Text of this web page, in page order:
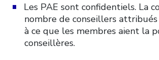
Les PAE sont confidentiels. La
nombre de conseillers
à ce que les membres aient la
conseillères.